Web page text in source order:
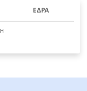
ΕΔΡΑ